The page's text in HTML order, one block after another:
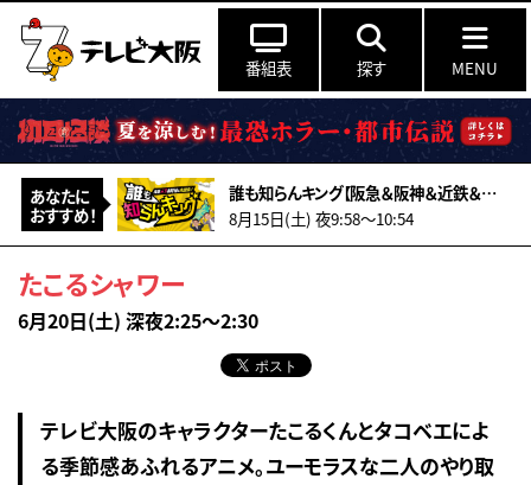
番組表 探す MENU
あなたに
おすすめ！
誰も知らんキング【阪急＆阪神＆近鉄＆南海＆メトロ…鉄道ミステリー2026夏】
8月15日(土) 夜9:58〜10:54
たこるシャワー
6月20日(土) 深夜2:25～2:30
テレビ大阪のキャラクターたこるくんとタコベエによ
る季節感あふれるアニメ。ユーモラスな二人のやり取